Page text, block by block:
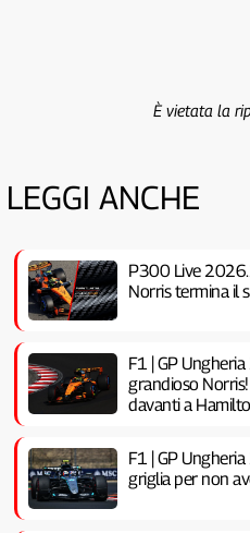
È vietata la
LEGGI ANCHE
P300 Live
Norris termina il
F1 | GP
grandioso
davanti a
F1 | GP
griglia per non